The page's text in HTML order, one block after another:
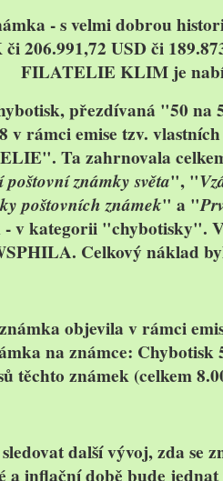
- s velmi dobrou
či206.991,72 USDči
FILATELIE KLIM je
, přezdívaná "50 na
v rámci emise tzv.
". Ta zahrnovala
poštovní známky světa", "
poštovních známek" a "
v kategorii "chybotisky".
Celkový náklad
objevila v rámci
na známce: Chybotisk
těchto známek (celkem
další vývoj, zda se
a inflační době bude